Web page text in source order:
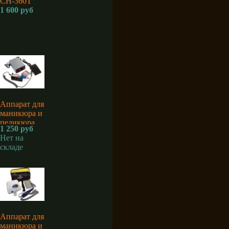
1 600 руб
Аппарат для
маникюра и
педикюра
Sina MM-
2500
1 250 руб
Нет на
складе
Аппарат для
маникюра и